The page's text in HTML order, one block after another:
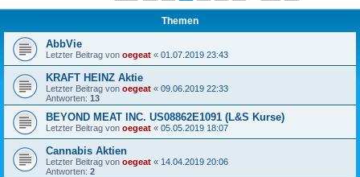
Themen
AbbVie
Letzter Beitrag von oegeat « 01.07.2019 23:43
KRAFT HEINZ Aktie
Letzter Beitrag von oegeat « 09.06.2019 22:33
Antworten: 13
BEYOND MEAT INC. US08862E1091 (L&S Kurse)
Letzter Beitrag von oegeat « 05.05.2019 18:07
Cannabis Aktien
Letzter Beitrag von oegeat « 14.04.2019 20:06
Antworten: 2